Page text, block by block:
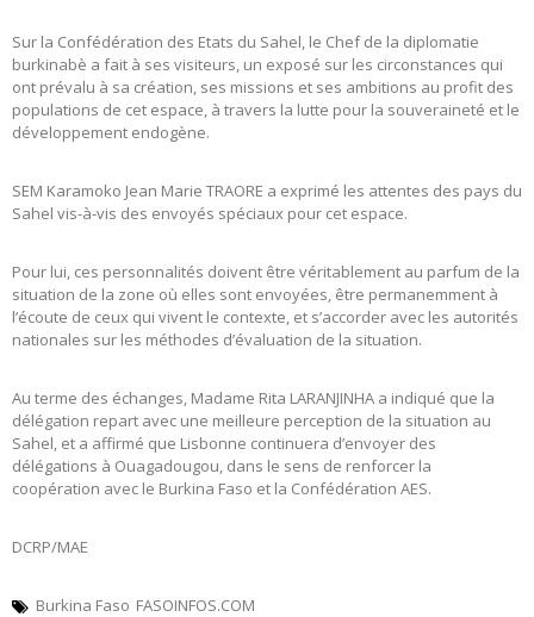
Sur la Confédération des Etats du Sahel, le Chef de la diplomatie
burkinabè a fait à ses visiteurs, un exposé sur les circonstances qui
ont prévalu à sa création, ses missions et ses ambitions au profit des
populations de cet espace, à travers la lutte pour la souveraineté et le
développement endogène.
SEM Karamoko Jean Marie TRAORE a exprimé les attentes des pays du
Sahel vis-à-vis des envoyés spéciaux pour cet espace.
Pour lui, ces personnalités doivent être véritablement au parfum de la
situation de la zone où elles sont envoyées, être permanemment à
l’écoute de ceux qui vivent le contexte, et s’accorder avec les autorités
nationales sur les méthodes d’évaluation de la situation.
Au terme des échanges, Madame Rita LARANJINHA a indiqué que la
délégation repart avec une meilleure perception de la situation au
Sahel, et a affirmé que Lisbonne continuera d’envoyer des
délégations à Ouagadougou, dans le sens de renforcer la
coopération avec le Burkina Faso et la Confédération AES.
DCRP/MAE
Burkina Faso FASOINFOS.COM